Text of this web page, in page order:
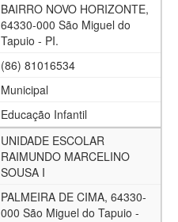
BAIRRO NOVO HORIZONTE,
64330-000 São Miguel do
Tapuio - PI.
(86) 81016534
Municipal
Educação Infantil
UNIDADE ESCOLAR
RAIMUNDO MARCELINO
SOUSA I
PALMEIRA DE CIMA, 64330-
000 São Miguel do Tapuio -